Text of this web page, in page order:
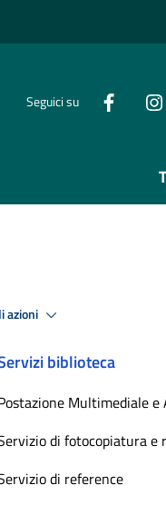
Seguici su
azioni
biblioteca
Multimediale e
di fotocopiatura e
di reference